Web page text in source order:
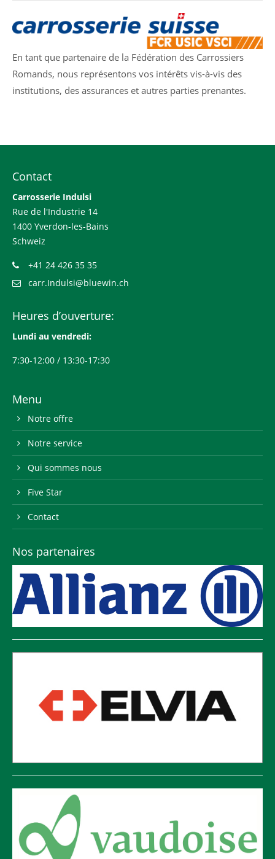
En tant que partenaire de la Fédération des Carrossiers
Romands, nous représentons vos intérêts vis-à-vis des
institutions, des assurances et autres parties prenantes.
Contact
Carrosserie Indulsi
Rue de l'Industrie 14
1400 Yverdon-les-Bains
Schweiz
+41 24 426 35 35
carr.Indulsi@bluewin.ch
Heures d’ouverture:
Lundi au vendredi:
7:30-12:00 / 13:30-17:30
Menu
Notre offre
Notre service
Qui sommes nous
Five Star
Contact
Nos partenaires